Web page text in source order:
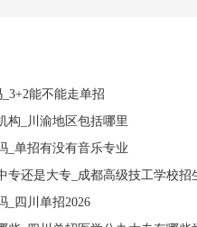
能不能走单招
构_川渝地区包括哪里
_单招有没有音乐专业
专还是大专_成都高级技工学校招
_四川单招2026